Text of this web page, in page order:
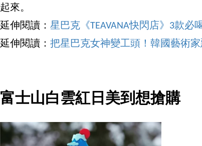
起來。
延伸閱讀： 星巴克《TEAVANA快閃店》3款
延伸閱讀： 把星巴克女神變工頭！韓國藝術
富士山白雲紅日美到想搶購